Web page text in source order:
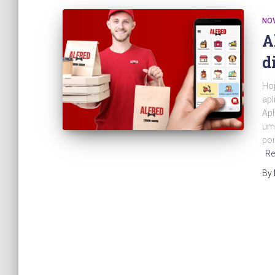
By